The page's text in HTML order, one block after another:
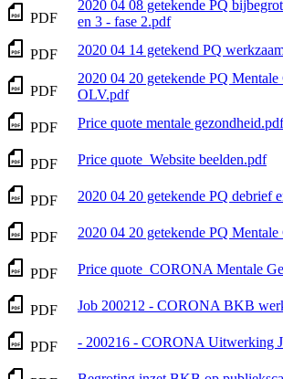
PDF
2020 04 08 getekende PQ
en 3 - fase 2.pdf
PDF 2020 04 14 getekend PQ
PDF
2020 04 20 getekende PQ
OLV.pdf
PDF Price quote mentale gezondheid.pdf
PDF Price quote_Website beelden.pdf
PDF 2020 04 20 getekende PQ
PDF 2020 04 20 getekende PQ
PDF Price quote_CORONA Mentale
PDF Job 200212 - CORONA BKB
PDF - 200216 - CORONA Uitwerking